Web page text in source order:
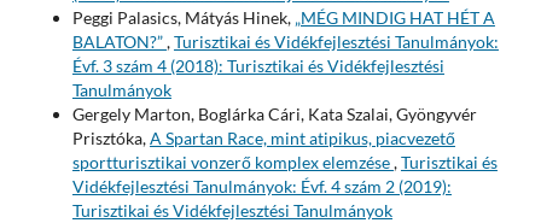
Peggi Palasics, Mátyás Hinek, „MÉG MINDIG HAT HÉT A
BALATON?”,Turisztikai és Vidékfejlesztési Tanulmányok:
Évf. 3 szám 4 (2018): Turisztikai és Vidékfejlesztési
Tanulmányok
Gergely Marton, Boglárka Cári, Kata Szalai, Gyöngyvér
Prisztóka,A Spartan Race, mint atipikus, piacvezető
sportturisztikai vonzerő komplex elemzése,Turisztikai és
Vidékfejlesztési Tanulmányok: Évf. 4 szám 2 (2019):
Turisztikai és Vidékfejlesztési Tanulmányok